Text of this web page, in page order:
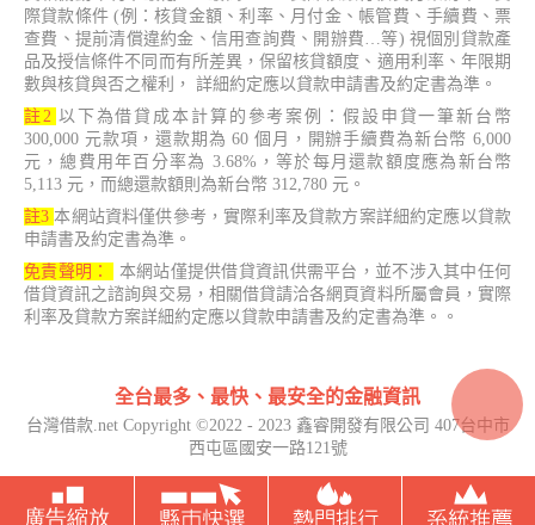
際貸款條件 (例：核貸金額、利率、月付金、帳管費、手續費、票
查費、提前清償違約金、信用查詢費、開辦費…等) 視個別貸款產
品及授信條件不同而有所差異，保留核貸額度、適用利率、年限期
數與核貸與否之權利， 詳細約定應以貸款申請書及約定書為準。
註2 以下為借貸成本計算的參考案例：假設申貸一筆新台幣
300,000 元款項，還款期為 60 個月，開辦手續費為新台幣 6,000
元，總費用年百分率為 3.68%，等於每月還款額度應為新台幣
5,113 元，而總還款額則為新台幣 312,780 元。
註3 本網站資料僅供參考，實際利率及貸款方案詳細約定應以貸款
申請書及約定書為準。
免責聲明：
本網站僅提供借貸資訊供需平台，並不涉入其中任何
借貸資訊之諮詢與交易，相關借貸請洽各網頁資料所屬會員，實際
利率及貸款方案詳細約定應以貸款申請書及約定書為準。。
全台最多、最快、最安全的金融資訊
台灣借款.net Copyright ©2022 - 2023 鑫睿開發有限公司 407台中市
西屯區國安一路121號